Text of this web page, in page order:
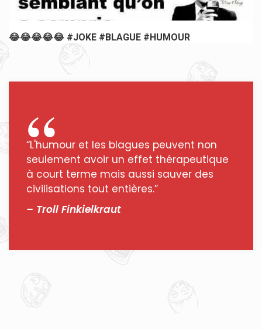
😂😂😂😂😂 #JOKE #BLAGUE #HUMOUR
“L'humour et les blagues peuvent non
seulement avoir un effet thérapeutique
à court terme mais aussi sauver des
civilisations tout entières.”
– Troll Finkielkraut